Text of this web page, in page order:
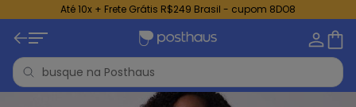
Até 10x + Frete Grátis R$249 Brasil - cupom 8DO8